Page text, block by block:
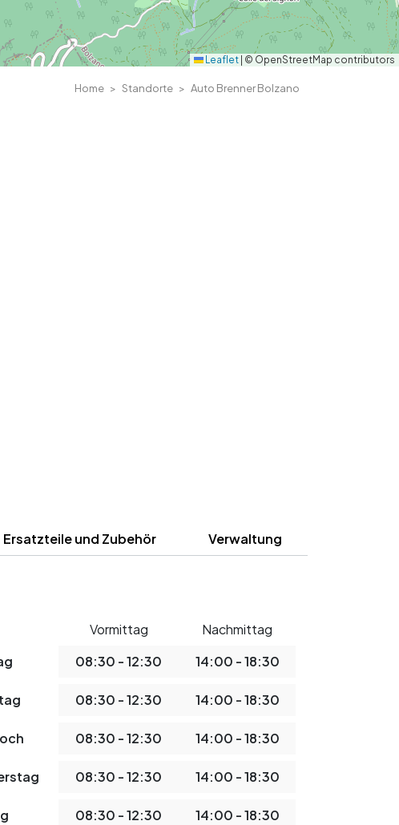
Leaflet © OpenStreetMap contributors
Home Standorte Auto Brenner Bolzano
Ersatzteile und Zubehör Verwaltung
Vormittag
Nachmittag
08:30 - 12:30 14:00 - 18:30
08:30 - 12:30 14:00 - 18:30
08:30 - 12:30 14:00 - 18:30
08:30 - 12:30 14:00 - 18:30
08:30 - 12:30 14:00 - 18:30